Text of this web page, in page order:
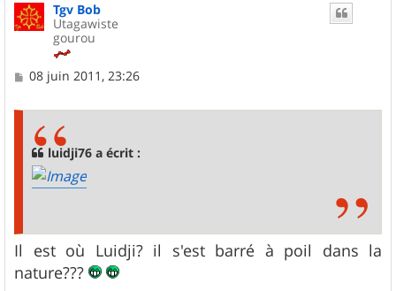
Tgv Bob
Utagawiste
gourou
M
08 juin 2011, 23:26
luidji76 a écrit :
Il est où Luidji? il s'est barré à poil dans la
nature???